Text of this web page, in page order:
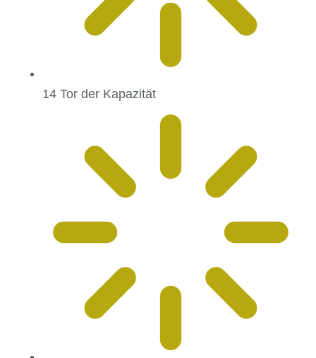
14 Tor der Kapazität